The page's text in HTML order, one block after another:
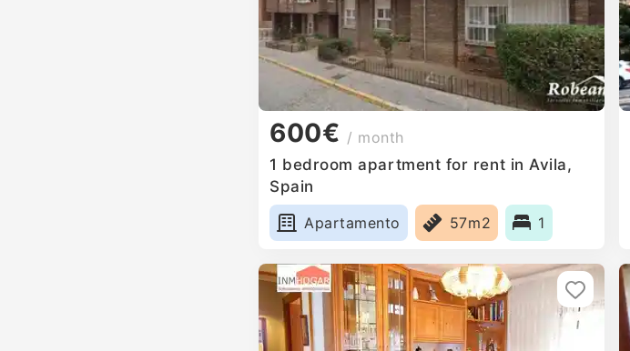
600€ / month
1 bedroom apartment for rent in Avila,
Spain
Apartamento
57m2 1